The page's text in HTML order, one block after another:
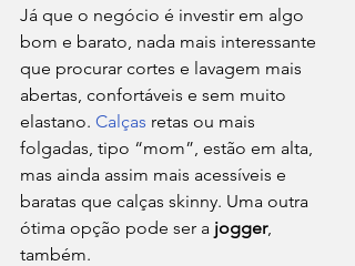
Já que o negócio é investir em algo
bom e barato, nada mais interessante
que procurar cortes e lavagem mais
abertas, confortáveis e sem muito
elastano. Calças retas ou mais
folgadas, tipo “mom”, estão em alta,
mas ainda assim mais acessíveis e
baratas que calças skinny. Uma outra
ótima opção pode ser a jogger,
também.